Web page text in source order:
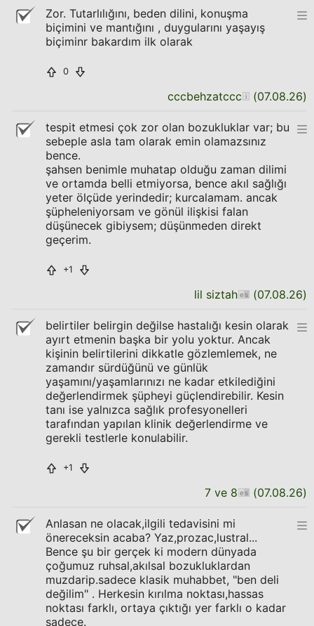
Zor. Tutarlılığını, beden dilini, konuşma
biçimini ve mantığını , duygularını yaşayış
biçiminr bakardım ilk olarak
0
cccbehzatccc (07.08.26)
tespit etmesi çok zor olan bozukluklar var; bu
sebeple asla tam olarak emin olamazsınız
bence.
şahsen benimle muhatap olduğu zaman dilimi
ve ortamda belli etmiyorsa, bence akıl sağlığı
yeter ölçüde yerindedir; kurcalamam. ancak
şüpheleniyorsam ve gönül ilişkisi falan
düşünecek gibiysem; düşünmeden direkt
geçerim.
+1
lil siztah (07.08.26)
belirtiler belirgin değilse hastalığı kesin olarak
ayırt etmenin başka bir yolu yoktur. Ancak
kişinin belirtilerini dikkatle gözlemlemek, ne
zamandır sürdüğünü ve günlük
yaşamını/yaşamlarınızı ne kadar etkilediğini
değerlendirmek şüpheyi güçlendirebilir. Kesin
tanı ise yalnızca sağlık profesyonelleri
tarafından yapılan klinik değerlendirme ve
gerekli testlerle konulabilir.
+1
7 ve 8 (07.08.26)
Anlasan ne olacak,ilgili tedavisini mi
önereceksin acaba? Yaz,prozac,lustral...
Bence şu bir gerçek ki modern dünyada
çoğumuz ruhsal,akılsal bozukluklardan
muzdarip.sadece klasik muhabbet, "ben deli
değilim" . Herkesin kırılma noktası,hassas
noktası farklı, ortaya çıktığı yer farklı o kadar
sadece.